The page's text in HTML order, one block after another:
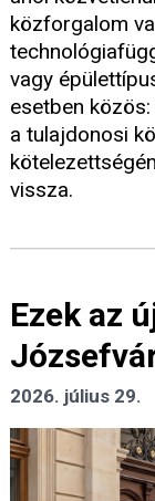
közforgalom
vagy
esetben
a tulajdonosi
vissza.
Ezek az
2026. július 29.